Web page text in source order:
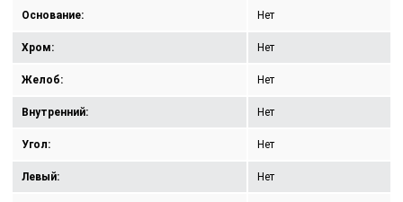
Основание: Нет
Хром: Нет
Желоб: Нет
Внутренний: Нет
Угол: Нет
Левый: Нет